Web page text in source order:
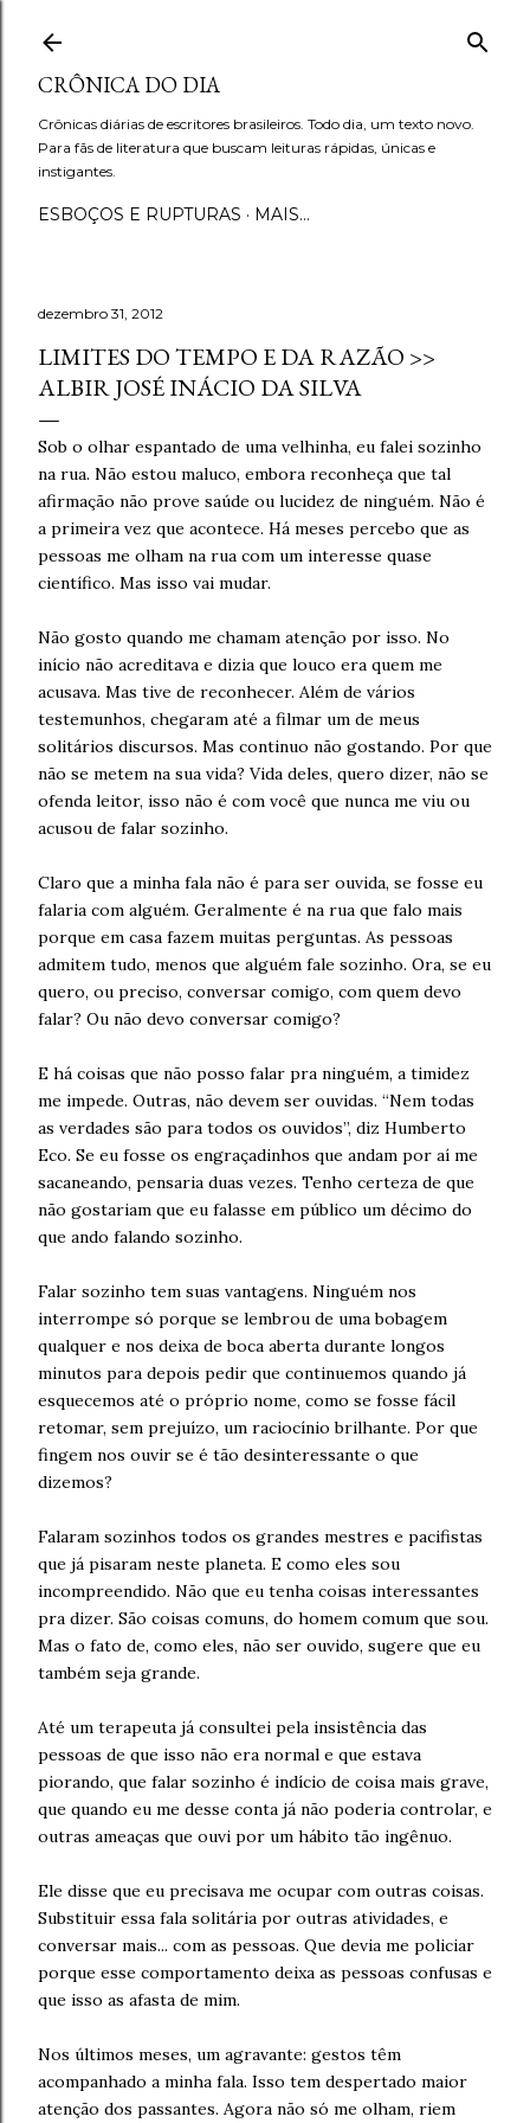
CRÔNICA DO DIA
Crônicas diárias de escritores brasileiros. Todo dia, um texto novo.
Para fãs de literatura que buscam leituras rápidas, únicas e
instigantes.
ESBOÇOS E RUPTURAS MAIS…
dezembro 31, 2012
LIMITES DO TEMPO E DA RAZÃO >>
ALBIR JOSÉ INÁCIO DA SILVA
Sob o olhar espantado de uma velhinha, eu falei sozinho
na rua. Não estou maluco, embora reconheça que tal
afirmação não prove saúde ou lucidez de ninguém. Não é
a primeira vez que acontece. Há meses percebo que as
pessoas me olham na rua com um interesse quase
científico. Mas isso vai mudar.
Não gosto quando me chamam atenção por isso. No
início não acreditava e dizia que louco era quem me
acusava. Mas tive de reconhecer. Além de vários
testemunhos, chegaram até a filmar um de meus
solitários discursos. Mas continuo não gostando. Por que
não se metem na sua vida? Vida deles, quero dizer, não se
ofenda leitor, isso não é com você que nunca me viu ou
acusou de falar sozinho.
Claro que a minha fala não é para ser ouvida, se fosse eu
falaria com alguém. Geralmente é na rua que falo mais
porque em casa fazem muitas perguntas. As pessoas
admitem tudo, menos que alguém fale sozinho. Ora, se eu
quero, ou preciso, conversar comigo, com quem devo
falar? Ou não devo conversar comigo?
E há coisas que não posso falar pra ninguém, a timidez
me impede. Outras, não devem ser ouvidas. “Nem todas
as verdades são para todos os ouvidos”, diz Humberto
Eco. Se eu fosse os engraçadinhos que andam por aí me
sacaneando, pensaria duas vezes. Tenho certeza de que
não gostariam que eu falasse em público um décimo do
que ando falando sozinho.
Falar sozinho tem suas vantagens. Ninguém nos
interrompe só porque se lembrou de uma bobagem
qualquer e nos deixa de boca aberta durante longos
minutos para depois pedir que continuemos quando já
esquecemos até o próprio nome, como se fosse fácil
retomar, sem prejuízo, um raciocínio brilhante. Por que
fingem nos ouvir se é tão desinteressante o que
dizemos?
Falaram sozinhos todos os grandes mestres e pacifistas
que já pisaram neste planeta. E como eles sou
incompreendido. Não que eu tenha coisas interessantes
pra dizer. São coisas comuns, do homem comum que sou.
Mas o fato de, como eles, não ser ouvido, sugere que eu
também seja grande.
Até um terapeuta já consultei pela insistência das
pessoas de que isso não era normal e que estava
piorando, que falar sozinho é indício de coisa mais grave,
que quando eu me desse conta já não poderia controlar, e
outras ameaças que ouvi por um hábito tão ingênuo.
Ele disse que eu precisava me ocupar com outras coisas.
Substituir essa fala solitária por outras atividades, e
conversar mais... com as pessoas. Que devia me policiar
porque esse comportamento deixa as pessoas confusas e
que isso as afasta de mim.
Nos últimos meses, um agravante: gestos têm
acompanhado a minha fala. Isso tem despertado maior
atenção dos passantes. Agora não só me olham, riem